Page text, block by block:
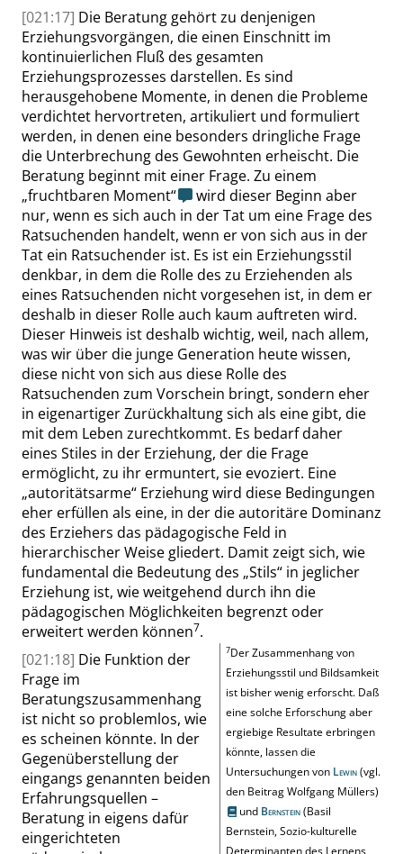
[021:17] Die Beratung gehört zu denjenigen
Erziehungsvorgängen, die einen Einschnitt im
kontinuierlichen Fluß des gesamten
Erziehungsprozesses darstellen. Es sind
herausgehobene Momente, in denen die Probleme
verdichtet hervortreten, artikuliert und formuliert
werden, in denen eine besonders dringliche Frage
die Unterbrechung des Gewohnten erheischt. Die
Beratung beginnt mit einer Frage. Zu einem
„fruchtbaren Moment“
wird dieser Beginn aber
nur, wenn es sich auch in der Tat um eine Frage des
Ratsuchenden handelt, wenn er von sich aus in der
Tat ein Ratsuchender ist. Es ist ein Erziehungsstil
denkbar, in dem die Rolle des zu Erziehenden als
eines Ratsuchenden nicht vorgesehen ist, in dem er
deshalb in dieser Rolle auch kaum auftreten wird.
Dieser Hinweis ist deshalb wichtig, weil, nach allem,
was wir über die junge Generation heute wissen,
diese nicht von sich aus diese Rolle des
Ratsuchenden zum Vorschein bringt, sondern eher
in eigenartiger Zurückhaltung sich als eine gibt, die
mit dem Leben zurechtkommt. Es bedarf daher
eines Stiles in der Erziehung, der die Frage
ermöglicht, zu ihr ermuntert, sie evoziert. Eine
„autoritätsarme“ Erziehung wird diese Bedingungen
eher erfüllen als eine, in der die autoritäre Dominanz
des Erziehers das pädagogische Feld in
hierarchischer Weise gliedert. Damit zeigt sich, wie
fundamental die Bedeutung des „Stils“ in jeglicher
Erziehung ist, wie weitgehend durch ihn die
pädagogischen Möglichkeiten begrenzt oder
erweitert werden können7
7Der Zusammenhang von
Erziehungsstil und Bildsamkeit
ist bisher wenig erforscht. Daß
eine solche Erforschung aber
ergiebige Resultate erbringen
könnte, lassen die
Untersuchungen von Lewin(vgl.
den Beitrag Wolfgang Müllers)
und Bernstein(Basil
Bernstein, Sozio-kulturelle
Determinanten des Lernens,
.
[021:18] Die Funktion der
Frage im
Beratungszusammenhang
ist nicht so problemlos, wie
es scheinen könnte. In der
Gegenüberstellung der
eingangs genannten beiden
Erfahrungsquellen –
Beratung in eigens dafür
eingerichteten